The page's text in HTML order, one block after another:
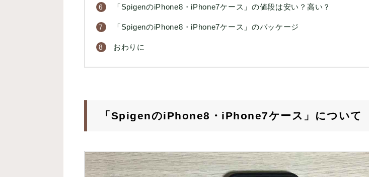
「SpigenのiPhone8・iPhone7ケース」の値段は安い？高い？
「SpigenのiPhone8・iPhone7ケース」のパッケージ
おわりに
「SpigenのiPhone8・iPhone7ケース」について